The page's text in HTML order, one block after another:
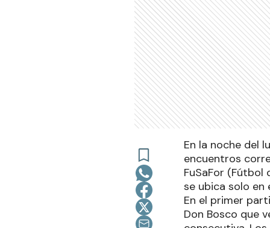
En la noche del
encuentros
FuSaFor (Fútbol
se ubica solo en
En el primer
Don Bosco que